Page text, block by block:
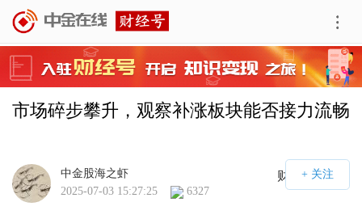
市场碎步攀升，观察补涨板块能否接力流畅
财经号APP
中金股海之虾
2025-07-03 15:27:25
6327